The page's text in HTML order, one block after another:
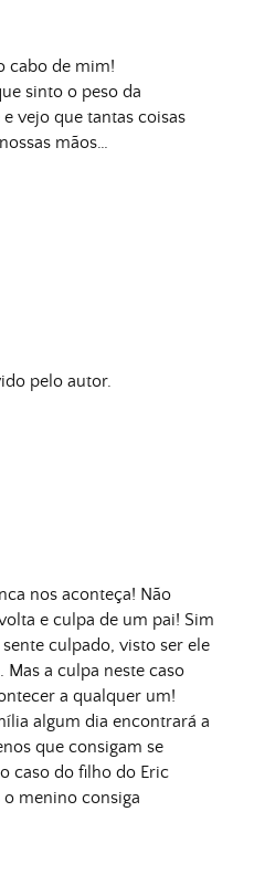
cabo de mim!
sinto o peso da
vejo que tantas coisas
mãos…
pelo autor.
nos aconteça! Não
e culpa de um pai! Sim
culpado, visto ser ele
a culpa neste caso
a qualquer um!
algum dia encontrará a
que consigam se
caso do filho do Eric
menino consiga